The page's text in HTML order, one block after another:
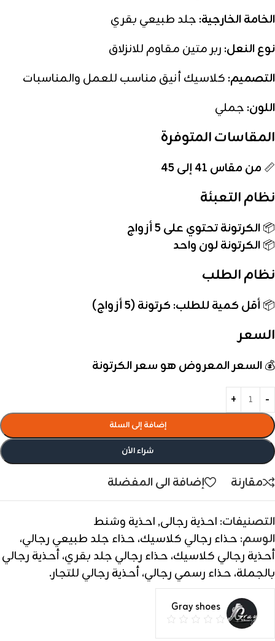
الخامة الخارجية: جلد طبيعي بقري
نوع النعل: ربر متين مقاوم للانزلاق
التصميم: كلاسيك أنيق مناسب للعمل والمناسبات
اللون: جملي
المقاسات المتوفرة
📏 من مقاس 41 إلى 45
نظام التعبئة
📦الكرتونة تحتوي على 5 أزواج
📦الكرتونة لون واحد
نظام الطلب
📦أقل كمية للطلب: كرتونة (5 أزواج)
السعر
💰السعر المعروض هو سعر الكرتونة
إضافة إلى السلة
شراء الأن
مقارنة إضافة الى المفضلة
التصنيفات: احذية رجالى, احذية وشنط
الوسم: حذاء رجالي كلاسيك، حذاء جلد طبيعي رجالي،
أحذية رجالي كلاسيك، حذاء رجالي جلد بقري، أحذية رجالي
بالجملة، حذاء رسمي رجالي، أحذية رجالي للتجار.
Gray shoes